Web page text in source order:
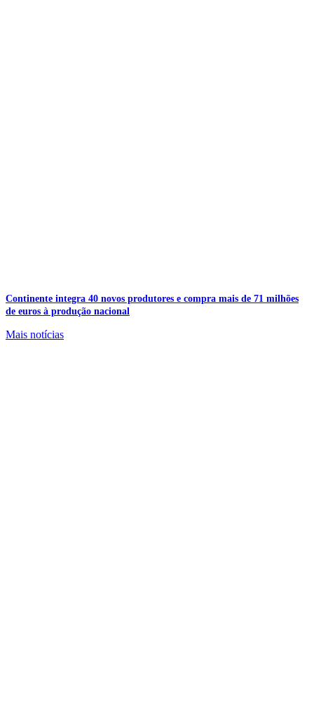
Continente integra 40 novos produtores e compra mais de 71 milhões
de euros à produção nacional
Mais notícias